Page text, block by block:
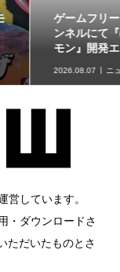
ートナーポケモ
種！「ポケット
ー30周年 ミニ...
グッズ情報
営しています。
・ダウンロードさ
ただいたものとさ